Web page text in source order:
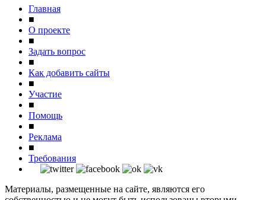
Главная
■
О проекте
■
Задать вопрос
■
Как добавить сайты
■
Участие
■
Помощь
■
Реклама
■
Требования
Материалы, размещенные на сайте, являются его